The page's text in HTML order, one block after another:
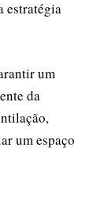
estratégia
um
da
um espaço